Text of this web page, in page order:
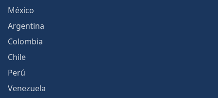
México
Argentina
Colombia
Chile
Perú
Venezuela